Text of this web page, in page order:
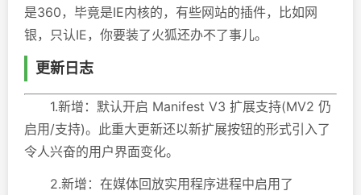
是360，毕竟是IE内核的，有些网站的插件，比如网
银，只认IE，你要装了火狐还办不了事儿。
更新日志
1.新增：默认开启 Manifest V3 扩展支持(MV2 仍
启用/支持)。此重大更新还以新扩展按钮的形式引入了
令人兴奋的用户界面变化。
2.新增：在媒体回放实用程序进程中启用了